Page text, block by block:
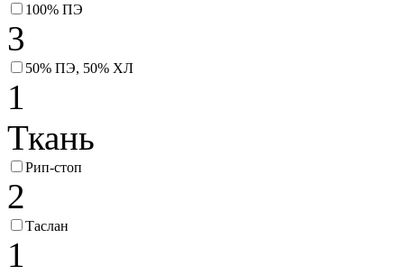
100% ПЭ
3
50% ПЭ, 50% ХЛ
1
Ткань
Рип-стоп
2
Таслан
1